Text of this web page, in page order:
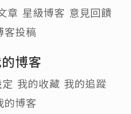
章 星級博客 意見回饋
客投稿
博客
我的收藏 我的追蹤
的博客